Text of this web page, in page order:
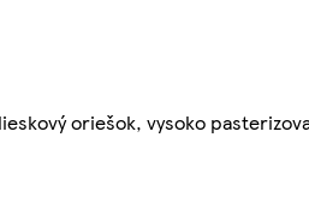
oriešok, vysoko